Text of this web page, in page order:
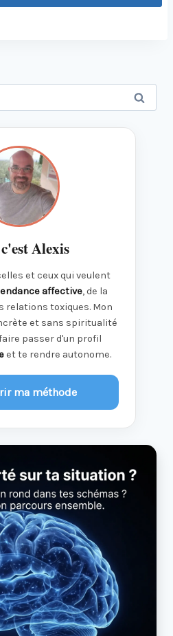
Alexis
et ceux qui veulent
affective, de la
relations toxiques. Mon
et sans spiritualité
passer d'un profil
et te rendre autonome.
ma méthode